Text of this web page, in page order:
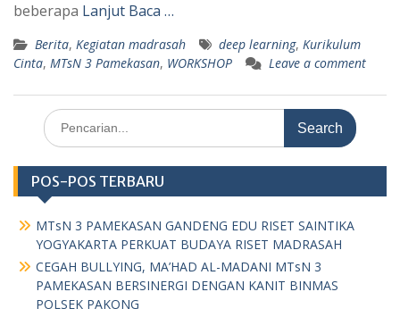
beberapa Lanjut Baca …
Berita, Kegiatan madrasah deep learning, Kurikulum
Cinta, MTsN 3 Pamekasan, WORKSHOP Leave a comment
Search
for:
POS-POS TERBARU
MTsN 3 PAMEKASAN GANDENG EDU RISET SAINTIKA
YOGYAKARTA PERKUAT BUDAYA RISET MADRASAH
CEGAH BULLYING, MA’HAD AL-MADANI MTsN 3
PAMEKASAN BERSINERGI DENGAN KANIT BINMAS
POLSEK PAKONG